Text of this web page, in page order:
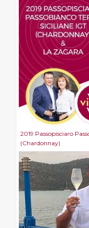
2019 Passopisciaro
(Chardonnay)